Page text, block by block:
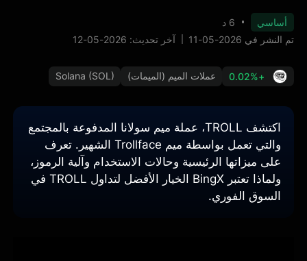
أساسي
6 د
تم النشر في 2026-05-11
آخر تحديث: 2026-05-12
+0.02% عملات الميم (الميمات) Solana (SOL)
اكتشف TROLL، عملة ميم سولانا المدفوعة بالمجتمع
والتي تعمل بواسطة ميم Trollface الشهير. تعرف
على ميزاتها الرئيسية وحالات الاستخدام وآلية الرموز،
ولماذا تعتبر BingX الخيار الأفضل لتداول TROLL في
السوق الفوري.